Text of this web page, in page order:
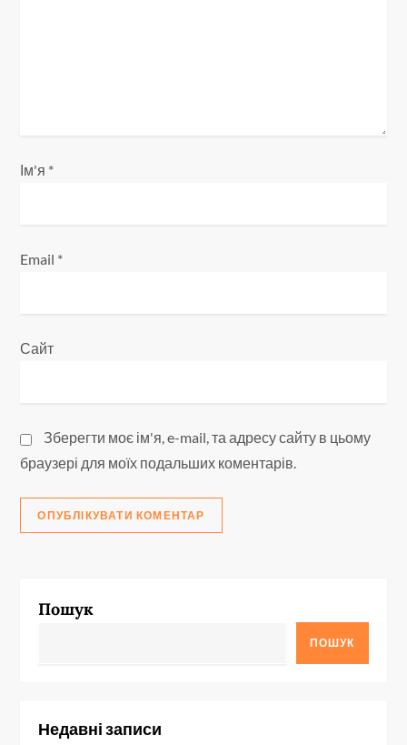
і
Ім'я *
Email *
Сайт
Зберегти моє ім'я, e-mail, та адресу сайту в цьому
браузері для моїх подальших коментарів.
Пошук
ПОШУК
Недавні записи